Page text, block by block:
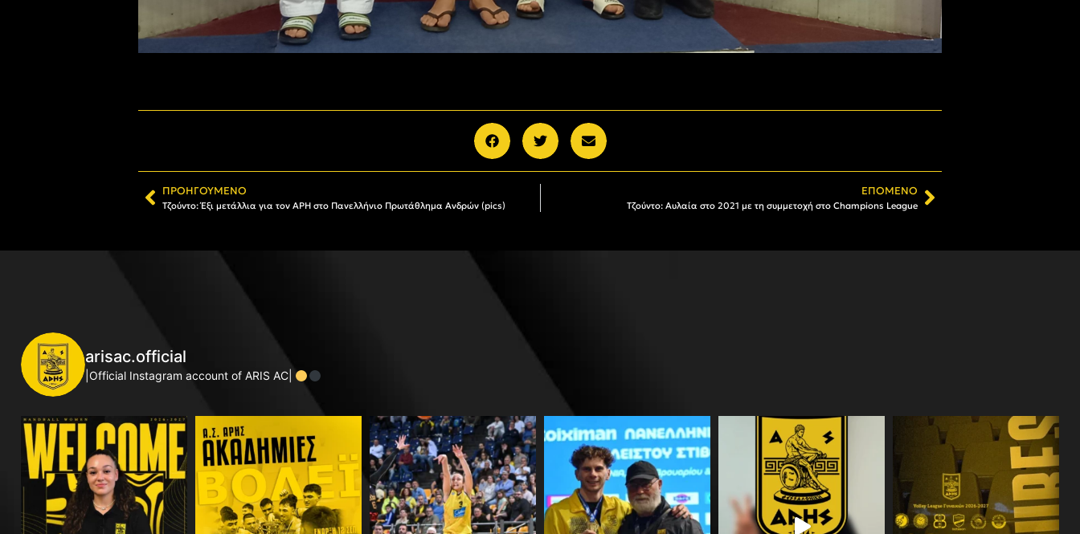
ΠΡΟΗΓΟΎΜΕΝΟ
Τζούντο: Έξι μετάλλια για τον ΑΡΗ στο Πανελλήνιο Πρωτάθλημα Ανδρών (pics)
ΕΠΌΜΕΝΟ
Τζούντο: Αυλαία στο 2021 με τη συμμετοχή στο Champions League
arisac.official
|Official Instagram account of ARIS AC|